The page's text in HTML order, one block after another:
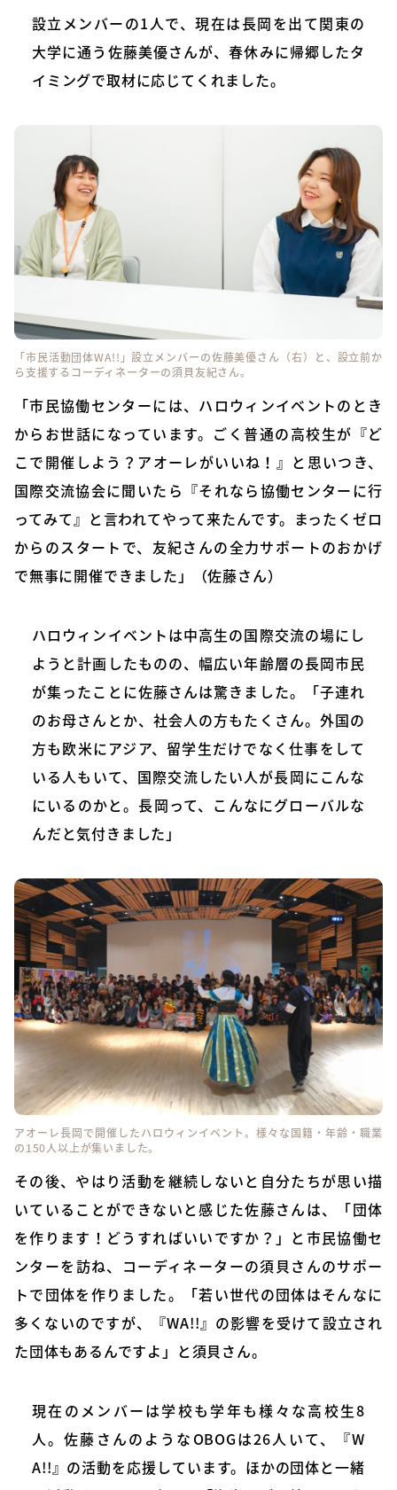
設立メンバーの1人で、現在は長岡を出て関東の
大学に通う佐藤美優さんが、春休みに帰郷したタ
イミングで取材に応じてくれました。
「市民活動団体WA!!」設立メンバーの佐藤美優さん（右）と、設立前か
ら支援するコーディネーターの須貝友紀さん。
「市民協働センターには、ハロウィンイベントのとき
からお世話になっています。ごく普通の高校生が『ど
こで開催しよう？アオーレがいいね！』と思いつき、
国際交流協会に聞いたら『それなら協働センターに行
ってみて』と言われてやって来たんです。まったくゼロ
からのスタートで、友紀さんの全力サポートのおかげ
で無事に開催できました」（佐藤さん）
ハロウィンイベントは中高生の国際交流の場にし
ようと計画したものの、幅広い年齢層の長岡市民
が集ったことに佐藤さんは驚きました。「子連れ
のお母さんとか、社会人の方もたくさん。外国の
方も欧米にアジア、留学生だけでなく仕事をして
いる人もいて、国際交流したい人が長岡にこんな
にいるのかと。長岡って、こんなにグローバルな
んだと気付きました」
アオーレ長岡で開催したハロウィンイベント。様々な国籍・年齢・職業
の150人以上が集いました。
その後、やはり活動を継続しないと自分たちが思い描
いていることができないと感じた佐藤さんは、「団体
を作ります！どうすればいいですか？」と市民協働セ
ンターを訪ね、コーディネーターの須貝さんのサポー
トで団体を作りました。「若い世代の団体はそんなに
多くないのですが、『WA!!』の影響を受けて設立され
た団体もあるんですよ」と須貝さん。
現在のメンバーは学校も学年も様々な高校生8
人。佐藤さんのようなOBOGは26人いて、『W
A!!』の活動を応援しています。ほかの団体と一緒